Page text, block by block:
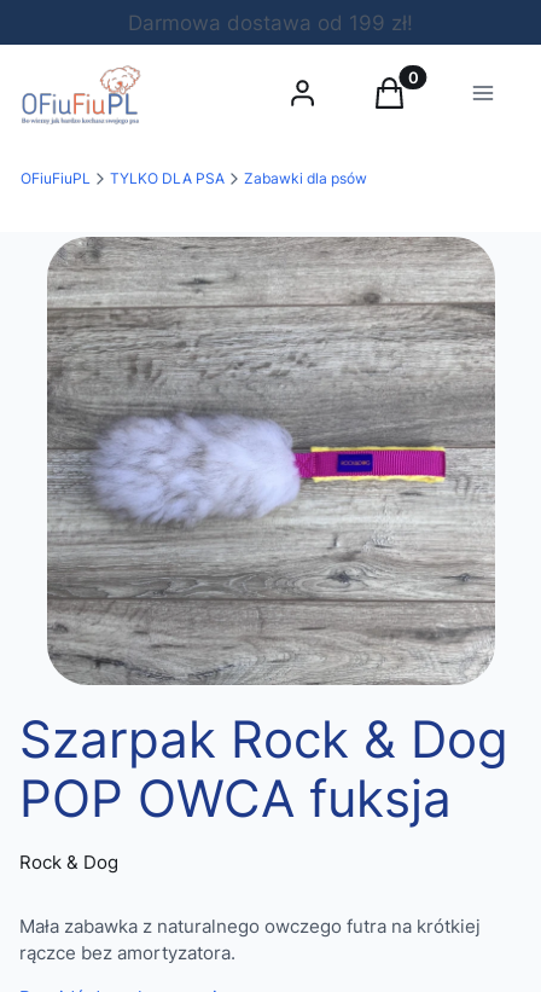
Darmowa dostawa od 199 zł!
Zaloguj sięProdukty w
Koszyk Menu
OFiuFiuPL TYLKO DLA PSA Zabawki dla psów
Szarpak Rock & Dog
POP OWCA fuksja
Rock & Dog
Mała zabawka z naturalnego owczego futra na krótkiej
rączce bez amortyzatora.